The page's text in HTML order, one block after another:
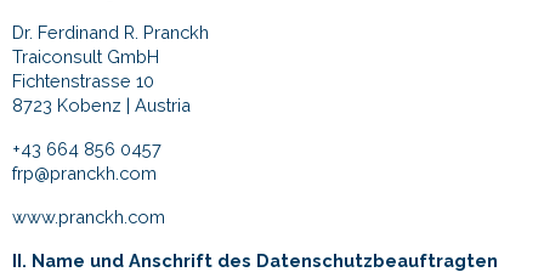
Dr. Ferdinand R. Pranckh
Traiconsult GmbH
Fichtenstrasse 10
8723 Kobenz | Austria
+43 664 856 0457
frp@pranckh.com
www.pranckh.com
II. Name und Anschrift des Datenschutzbeauftragten